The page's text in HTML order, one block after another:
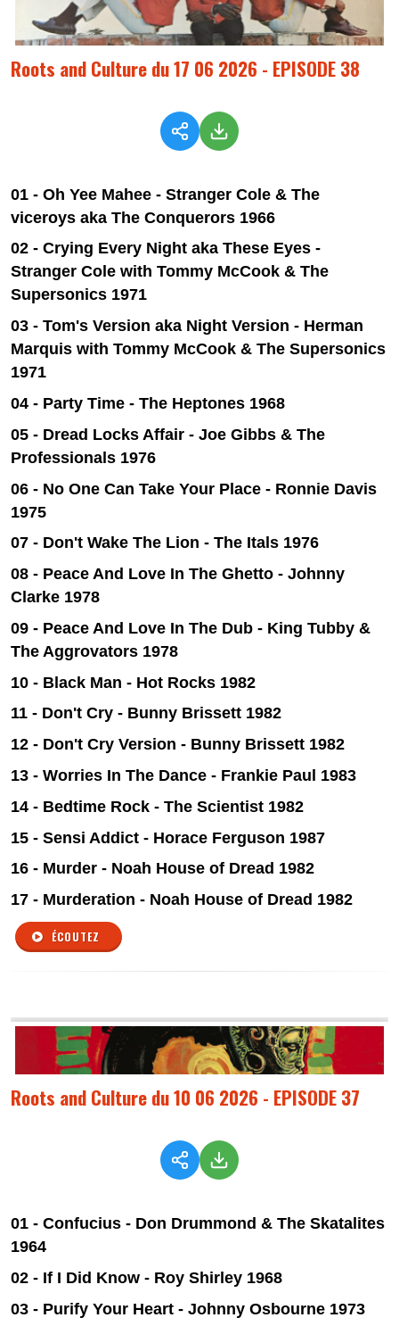
Roots and Culture du 17 06 2026 - EPISODE 38
01 - Oh Yee Mahee - Stranger Cole & The
viceroys aka The Conquerors 1966
02 - Crying Every Night aka These Eyes -
Stranger Cole with Tommy McCook & The
Supersonics 1971
03 - Tom's Version aka Night Version - Herman
Marquis with Tommy McCook & The Supersonics
1971
04 - Party Time - The Heptones 1968
05 - Dread Locks Affair - Joe Gibbs & The
Professionals 1976
06 - No One Can Take Your Place - Ronnie Davis
1975
07 - Don't Wake The Lion - The Itals 1976
08 - Peace And Love In The Ghetto - Johnny
Clarke 1978
09 - Peace And Love In The Dub - King Tubby &
The Aggrovators 1978
10 - Black Man - Hot Rocks 1982
11 - Don't Cry - Bunny Brissett 1982
12 - Don't Cry Version - Bunny Brissett 1982
13 - Worries In The Dance - Frankie Paul 1983
14 - Bedtime Rock - The Scientist 1982
15 - Sensi Addict - Horace Ferguson 1987
16 - Murder - Noah House of Dread 1982
17 - Murderation - Noah House of Dread 1982
ÉCOUTEZ
Roots and Culture du 10 06 2026 - EPISODE 37
01 - Confucius - Don Drummond & The Skatalites
1964
02 - If I Did Know - Roy Shirley 1968
03 - Purify Your Heart - Johnny Osbourne 1973